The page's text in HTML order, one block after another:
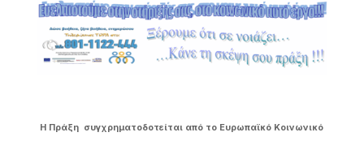
Η Πράξη συγχρηματοδοτείται από το Ευρωπαϊκό Κοινωνικό